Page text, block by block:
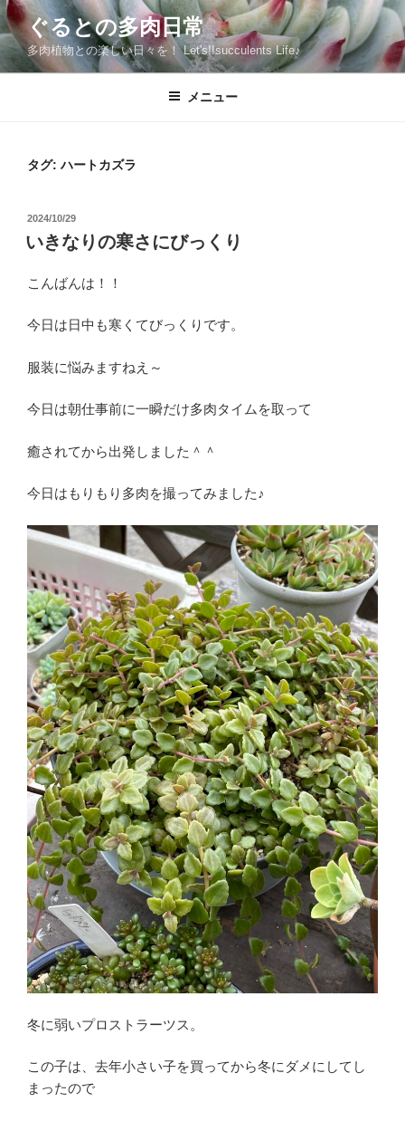
コ
ン
テ
ン
ぐるとの多肉日常
多肉植物との楽しい日々を！ Let's!!succulents Life♪
メニュー
タグ:ハートカズラ
投
稿
日:
2024/10/29
いきなりの寒さにびっくり
こんばんは！！
今日は日中も寒くてびっくりです。
服装に悩みますねえ～
今日は朝仕事前に一瞬だけ多肉タイムを取って
癒されてから出発しました＾＾
今日はもりもり多肉を撮ってみました♪
冬に弱いプロストラーツス。
この子は、去年小さい子を買ってから冬にダメにしてし
まったので